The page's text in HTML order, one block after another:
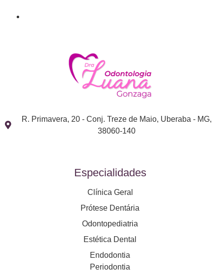
R. Primavera, 20 - Conj. Treze de Maio, Uberaba - MG,
38060-140
Especialidades
Clínica Geral
Prótese Dentária
Odontopediatria
Estética Dental
Endodontia
Periodontia